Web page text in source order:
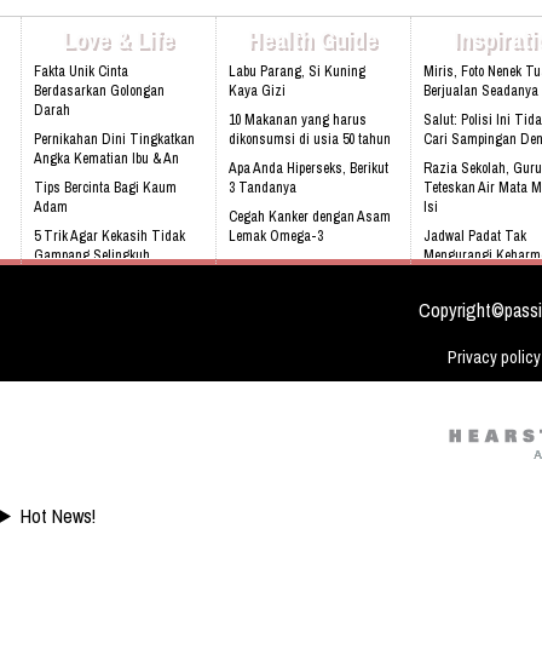
Love & Life
Fakta Unik Cinta
Berdasarkan Golongan
Darah
Pernikahan Dini Tingkatkan
Angka Kematian Ibu & An
Tips Bercinta Bagi Kaum
Adam
5 Trik Agar Kekasih Tidak
Gampang Selingkuh
Health Guide
Labu Parang, Si Kuning
Kaya Gizi
10 Makanan yang harus
dikonsumsi di usia 50 tahun
Apa Anda Hiperseks, Berikut
3 Tandanya
Cegah Kanker dengan Asam
Lemak Omega-3
Bahaya Mendengkur
Miris, Foto Nenek
Berjualan
Salut: Polisi Ini
Cari Sampingan
Razia Sekolah, Guru
Teteskan Air Mata
Isi
Jadwal Padat Tak
Mengurangi
Video: Masya Allah,
Meskipun Cacat
Privacy policy
Hot News!